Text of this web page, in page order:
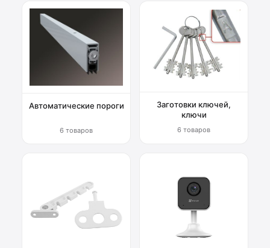
Автоматические пороги
6 товаров
Заготовки ключей,
ключи
6 товаров